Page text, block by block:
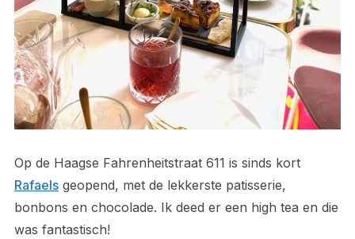
Op de Haagse Fahrenheitstraat 611 is sinds kort
Rafaelsgeopend, met de lekkerste patisserie,
bonbons en chocolade. Ik deed er een high tea en die
was fantastisch!